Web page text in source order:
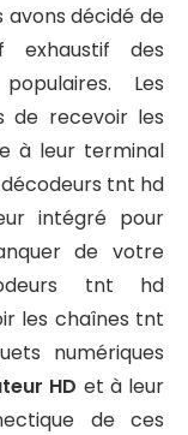
avons décidé de
exhaustif des
Les
de recevoir les
à leur terminal
tnt hd
intégré pour
de votre
tnt hd
les chaînes tnt
numériques
HD et à leur
de ces